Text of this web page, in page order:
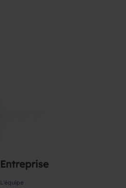
Entreprise
L'équipe